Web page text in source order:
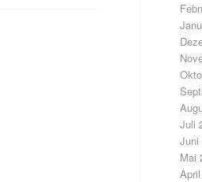
Juli
Juni
Mai